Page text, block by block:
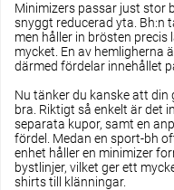
Minimizers passar just stor
snyggt reducerad yta. Bh:n
men håller in brösten
mycket. En av hemligherna
därmed fördelar innehållet
Nu tänker du kanske att din
bra. Riktigt så enkelt är det
separata kupor, samt en
fördel. Medan en sport-bh
enhet håller en minimizer
bystlinjer, vilket ger ett
shirts till klänningar.